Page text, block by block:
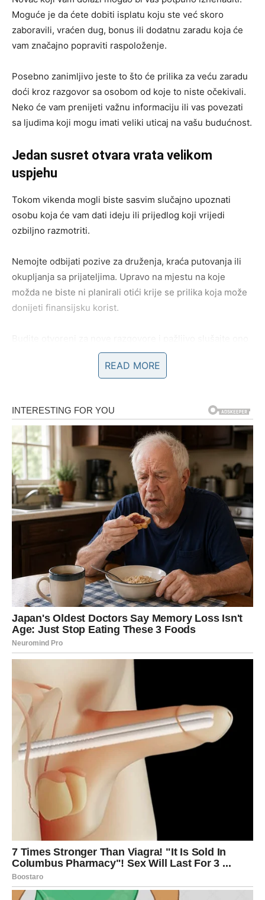
Moguće je da ćete dobiti isplatu koju ste već skoro
zaboravili, vraćen dug, bonus ili dodatnu zaradu koja će
vam značajno popraviti raspoloženje.
Posebno zanimljivo jeste to što će prilika za veću zaradu
doći kroz razgovor sa osobom od koje to niste očekivali.
Neko će vam prenijeti važnu informaciju ili vas povezati
sa ljudima koji mogu imati veliki uticaj na vašu budućnost.
Jedan susret otvara vrata velikom
uspjehu
Tokom vikenda mogli biste sasvim slučajno upoznati
osobu koja će vam dati ideju ili prijedlog koji vrijedi
ozbiljno razmotriti.
Nemojte odbijati pozive za druženja, kraća putovanja ili
okupljanja sa prijateljima. Upravo na mjestu na koje
možda ne biste ni planirali otići krije se prilika koja može
donijeti finansijsku korist.
što vam drugi govore.
Ovaj vikend nije važan samo zbog novca koji vam dolazi.
Zvijezde pokazuju da ćete dobiti motivaciju da počnete
razmišljati o većim ciljevima.
Možda ćete odlučiti da pokrenete nešto novo, ostvarite
davno zamišljeni plan ili napravite potez koji će vam
donijeti mnogo veću sigurnost u narednim mjesecima.
Ljubav dolazi onda kada je
najmanje očekujete
Na polju emocija očekuje vas pravo iznenađenje.
Ako ste slobodni, postoji velika mogućnost da upoznate
osobu koja će vas osvojiti već pri prvom razgovoru. Ono
što će vas posebno iznenaditi jeste mjesto ili okolnost u
kojoj će doći do tog susreta. Sve će djelovati sasvim
obično, ali će se vrlo brzo pretvoriti u nešto mnogo
zanimljivije.
Zvijezde pokazuju da između vas može nastati snažna
privlačnost koja će vas podstaći da ovoj osobi pružite
READ MORE